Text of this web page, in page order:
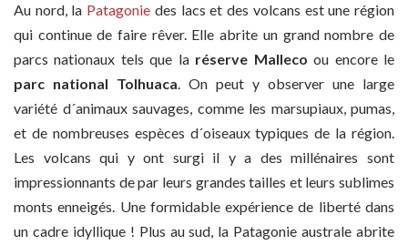
Au nord, la Patagonie des lacs et des volcans est une région
qui continue de faire rêver. Elle abrite un grand nombre de
parcs nationaux tels que la réserve Malleco ou encore le
parc national Tolhuaca. On peut y observer une large
variété d´animaux sauvages, comme les marsupiaux, pumas,
et de nombreuses espèces d´oiseaux typiques de la région.
Les volcans qui y ont surgi il y a des millénaires sont
impressionnants de par leurs grandes tailles et leurs sublimes
monts enneigés. Une formidable expérience de liberté dans
un cadre idyllique ! Plus au sud, la Patagonie australe abrite